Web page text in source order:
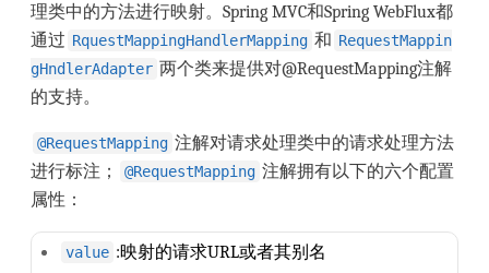
理类中的方法进行映射。Spring MVC和Spring WebFlux都
通过 RquestMappingHandlerMapping 和 RequestMappin
gHndlerAdapter 两个类来提供对@RequestMapping注解
的支持。
@RequestMapping 注解对请求处理类中的请求处理方法
进行标注；
@RequestMapping 注解拥有以下的六个配置
属性：
value :映射的请求URL或者其别名